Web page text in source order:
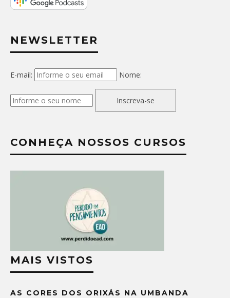
NEWSLETTER
E-mail: Nome:
Inscreva-se
CONHEÇA NOSSOS CURSOS
MAIS VISTOS
AS CORES DOS ORIXÁS NA UMBANDA